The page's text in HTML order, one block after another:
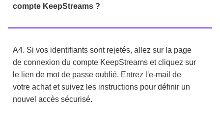
compte KeepStreams ?
A4. Si vos identifiants sont rejetés, allez sur la page
de connexion du compte KeepStreams et cliquez sur
le lien de mot de passe oublié. Entrez l'e-mail de
votre achat et suivez les instructions pour définir un
nouvel accès sécurisé.